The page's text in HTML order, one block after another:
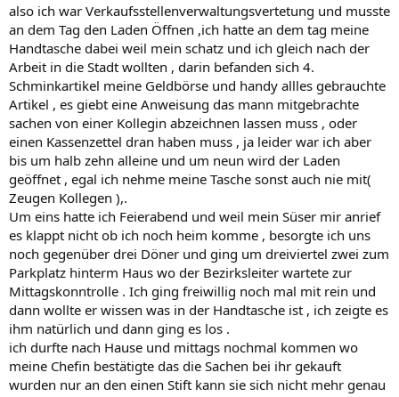
also ich war Verkaufsstellenverwaltungsvertetung und musste
an dem Tag den Laden Öffnen ,ich hatte an dem tag meine
Handtasche dabei weil mein schatz und ich gleich nach der
Arbeit in die Stadt wollten , darin befanden sich 4.
Schminkartikel meine Geldbörse und handy allles gebrauchte
Artikel , es giebt eine Anweisung das mann mitgebrachte
sachen von einer Kollegin abzeichnen lassen muss , oder
einen Kassenzettel dran haben muss , ja leider war ich aber
bis um halb zehn alleine und um neun wird der Laden
geöffnet , egal ich nehme meine Tasche sonst auch nie mit(
Zeugen Kollegen ),.
Um eins hatte ich Feierabend und weil mein Süser mir anrief
es klappt nicht ob ich noch heim komme , besorgte ich uns
noch gegenüber drei Döner und ging um dreiviertel zwei zum
Parkplatz hinterm Haus wo der Bezirksleiter wartete zur
Mittagskonntrolle . Ich ging freiwillig noch mal mit rein und
dann wollte er wissen was in der Handtasche ist , ich zeigte es
ihm natürlich und dann ging es los .
ich durfte nach Hause und mittags nochmal kommen wo
meine Chefin bestätigte das die Sachen bei ihr gekauft
wurden nur an den einen Stift kann sie sich nicht mehr genau